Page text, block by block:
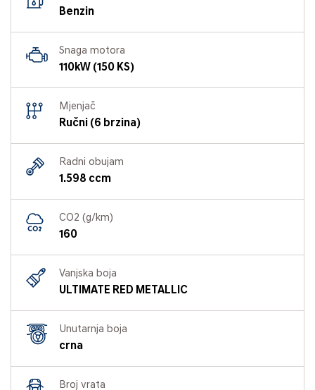
Benzin
Snaga motora
110kW (150 KS)
Mjenjač
Ručni (6 brzina)
Radni obujam
1.598 ccm
CO2 (g/km)
160
Vanjska boja
ULTIMATE RED METALLIC
Unutarnja boja
crna
Broj vrata